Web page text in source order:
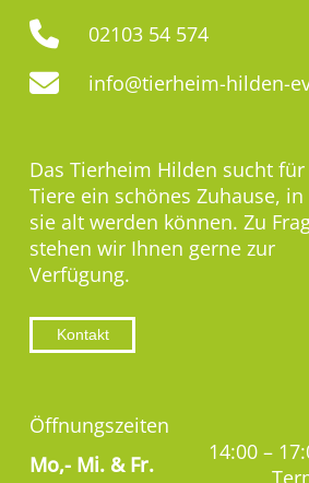
02103 54 574
info@tierheim-hilden-
Das Tierheim Hilden sucht
Tiere ein schönes Zuhause,
sie alt werden können. Zu
stehen wir Ihnen gerne zur
Verfügung.
Kontakt
Öffnungszeiten
Mo,- Mi. & Fr.
14:00 –